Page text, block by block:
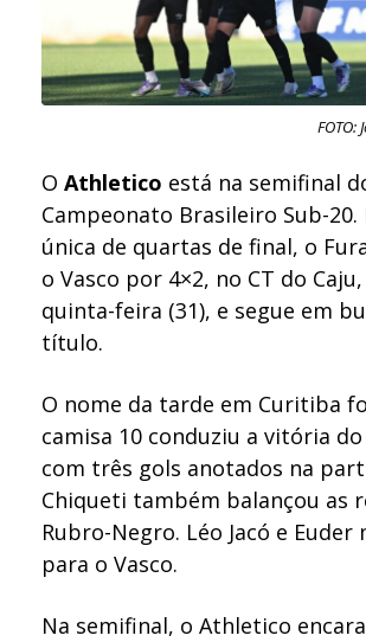
FOTO:
OAthletico está na semifinal
Campeonato Brasileiro Sub-
única de quartas de final, o
o Vasco por 4×2, no CT do
quinta-feira (31), e segue em
título.
O nome da tarde em Curitiba
camisa 10 conduziu a vitória
com três gols anotados na
Chiqueti também balançou as
Rubro-Negro. Léo Jacó e Euder
para o Vasco.
Na semifinal, o Athletico